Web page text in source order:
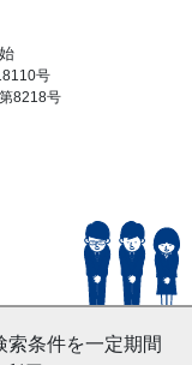
条件を一定期間
号
8218号